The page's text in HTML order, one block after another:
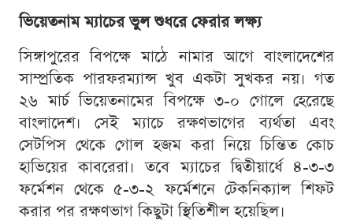
ভিয়েতনাম ম্যাচের ভুল শুধরে ফেরার লক্ষ্য
সিঙ্গাপুরের বিপক্ষে মাঠে নামার আগে বাংলাদেশের
সাম্প্রতিক পারফরম্যান্স খুব একটা সুখকর নয়। গত
২৬ মার্চ ভিয়েতনামের বিপক্ষে ৩-০ গোলে হেরেছে
বাংলাদেশ। সেই ম্যাচে রক্ষণভাগের ব্যর্থতা এবং
সেটপিস থেকে গোল হজম করা নিয়ে চিন্তিত কোচ
হাভিয়ের কাবরেরা। তবে ম্যাচের দ্বিতীয়ার্ধে ৪-৩-৩
ফর্মেশন থেকে ৫-৩-২ ফর্মেশনে টেকনিক্যাল শিফট
করার পর রক্ষণভাগ কিছুটা স্থিতিশীল হয়েছিল।